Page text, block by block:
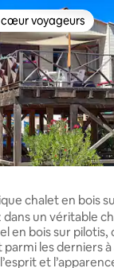
la base de 27
cœur voyageurs
voyageurs
chalet en bois
dans un véritable
en bois sur pilotis,
parmi les derniers
et